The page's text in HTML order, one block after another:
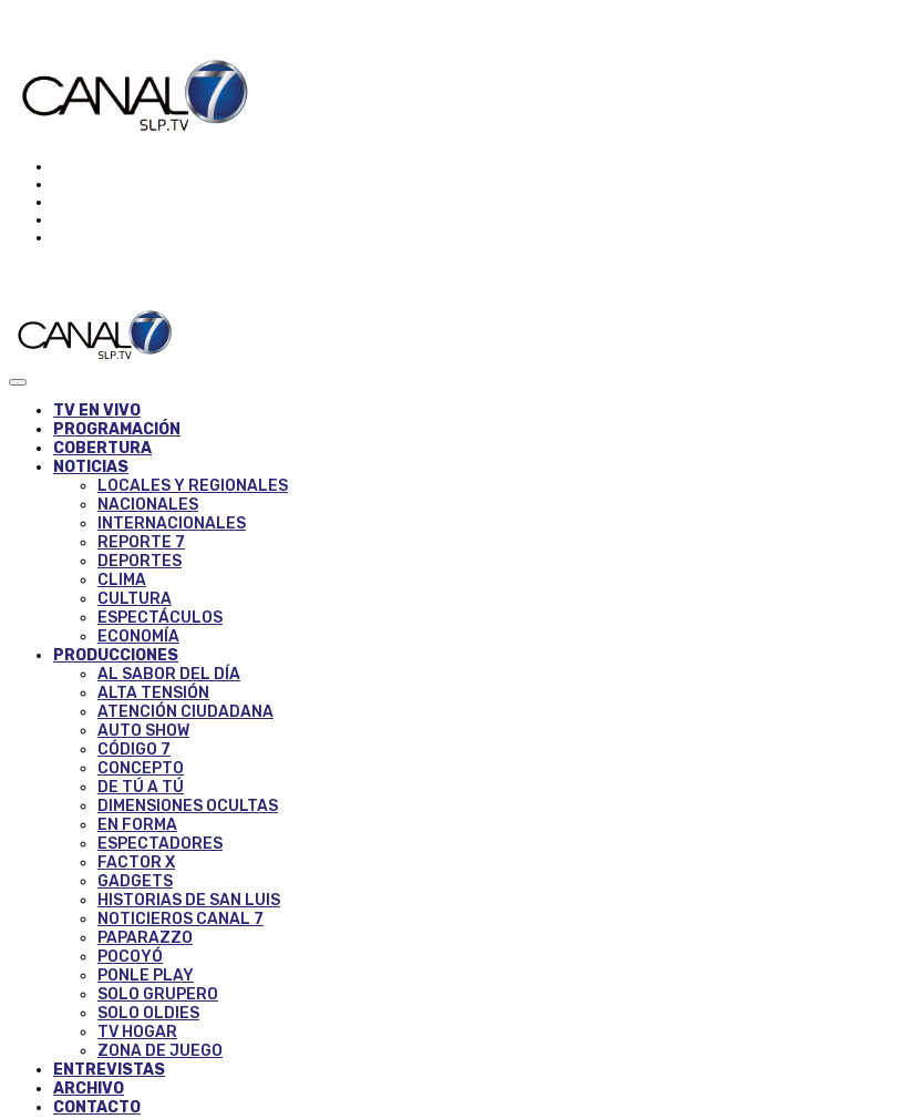
TV EN VIVO
PROGRAMACIÓN
COBERTURA
NOTICIAS
LOCALES Y REGIONALES
NACIONALES
INTERNACIONALES
REPORTE 7
DEPORTES
CLIMA
CULTURA
ESPECTÁCULOS
ECONOMÍA
PRODUCCIONES
AL SABOR DEL DÍA
ALTA TENSIÓN
ATENCIÓN CIUDADANA
AUTO SHOW
CÓDIGO 7
CONCEPTO
DE TÚ A TÚ
DIMENSIONES OCULTAS
EN FORMA
ESPECTADORES
FACTOR X
GADGETS
HISTORIAS DE SAN LUIS
NOTICIEROS CANAL 7
PAPARAZZO
POCOYÓ
PONLE PLAY
SOLO GRUPERO
SOLO OLDIES
TV HOGAR
ZONA DE JUEGO
ENTREVISTAS
ARCHIVO
CONTACTO